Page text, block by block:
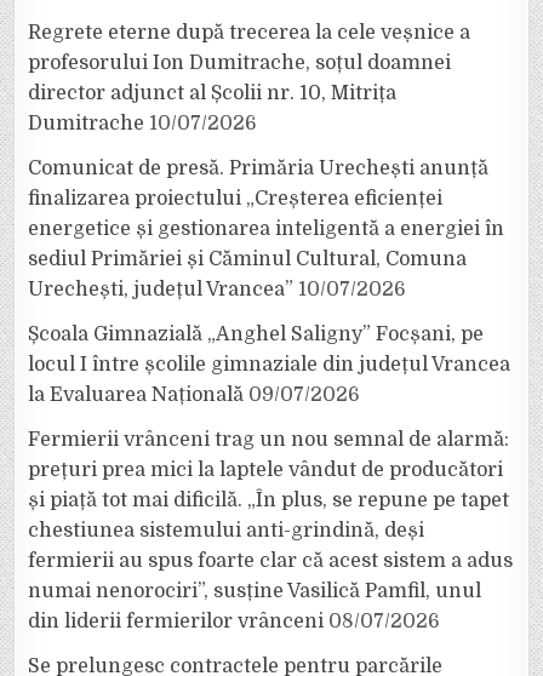
Regrete eterne după trecerea la cele veșnice a
profesorului Ion Dumitrache, soțul doamnei
director adjunct al Școlii nr. 10, Mitrița
Dumitrache 10/07/2026
Comunicat de presă. Primăria Urechești anunță
finalizarea proiectului „Creșterea eficienței
energetice și gestionarea inteligentă a energiei în
sediul Primăriei și Căminul Cultural, Comuna
Urechești, județul Vrancea” 10/07/2026
Școala Gimnazială „Anghel Saligny” Focșani, pe
locul I între școlile gimnaziale din județul Vrancea
la Evaluarea Națională 09/07/2026
Fermierii vrânceni trag un nou semnal de alarmă:
prețuri prea mici la laptele vândut de producători
și piață tot mai dificilă. „În plus, se repune pe tapet
chestiunea sistemului anti-grindină, deși
fermierii au spus foarte clar că acest sistem a adus
numai nenorociri”, susține Vasilică Pamfil, unul
din liderii fermierilor vrânceni 08/07/2026
Se prelungesc contractele pentru parcările